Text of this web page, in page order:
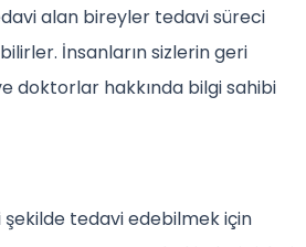
alan bireyler tedavi süreci
İnsanların sizlerin geri
doktorlar hakkında bilgi sahibi
şekilde tedavi edebilmek için